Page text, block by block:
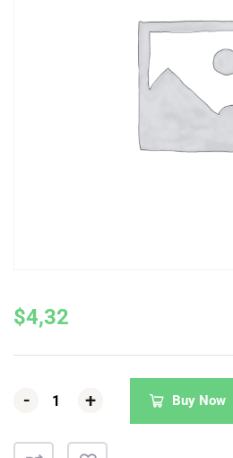
$4,32
- +
- +
- + Buy Now